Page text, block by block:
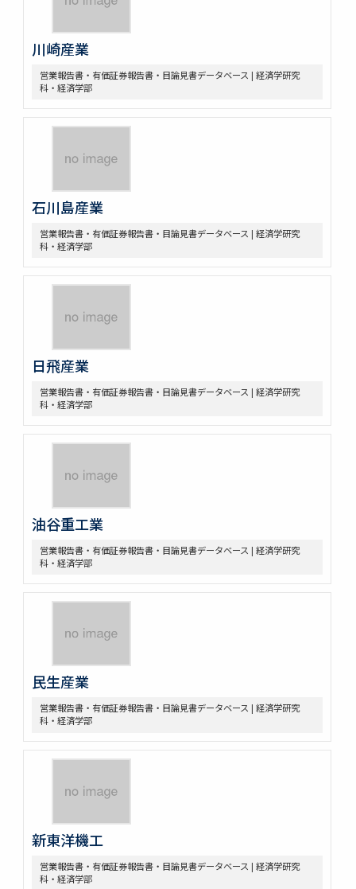
川崎産業
営業報告書・有価証券報告書・目論見書データベース | 経済学研究
科・経済学部
石川島産業
営業報告書・有価証券報告書・目論見書データベース | 経済学研究
科・経済学部
日飛産業
営業報告書・有価証券報告書・目論見書データベース | 経済学研究
科・経済学部
油谷重工業
営業報告書・有価証券報告書・目論見書データベース | 経済学研究
科・経済学部
民生産業
営業報告書・有価証券報告書・目論見書データベース | 経済学研究
科・経済学部
新東洋機工
営業報告書・有価証券報告書・目論見書データベース | 経済学研究
科・経済学部